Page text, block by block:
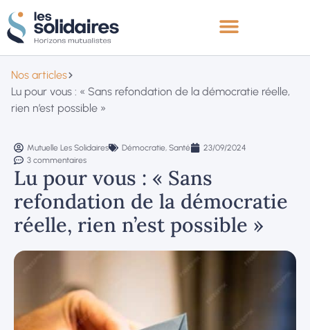
Nos articles
Lu pour vous : « Sans refondation de la démocratie réelle,
rien n’est possible »
Mutuelle Les Solidaires Démocratie, Santé
23/09/2024
3 commentaires
Lu pour vous : « Sans
refondation de la démocratie
réelle, rien n’est possible »